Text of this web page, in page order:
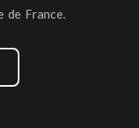
de France.